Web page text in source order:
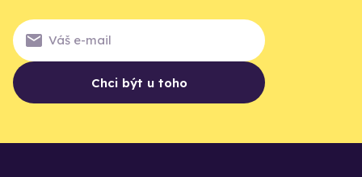
Chci být u toho